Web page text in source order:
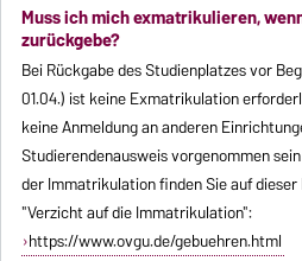
Muss ich mich exmatrikulieren,
zurückgebe?
Bei Rückgabe des Studienplatzes vor
01.04.) ist keine Exmatrikulation
keine Anmeldung an anderen
Studierendenausweis vorgenommen
der Immatrikulation finden Sie auf
"Verzicht auf die Immatrikulation":
https://www.ovgu.de/gebuehren.html